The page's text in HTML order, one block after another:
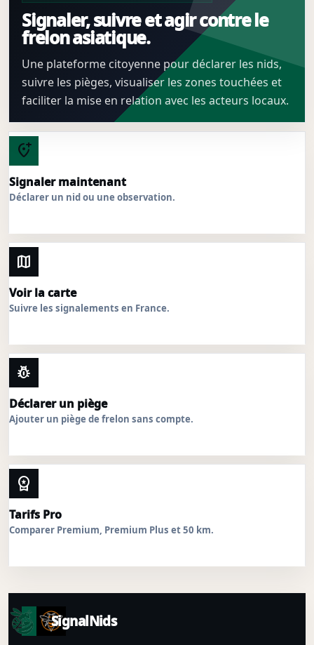
Signaler, suivre et agir contre le
frelon asiatique.
Une plateforme citoyenne pour déclarer les nids,
suivre les pièges, visualiser les zones touchées et
faciliter la mise en relation avec les acteurs locaux.
add_location_alt
Signaler maintenant
Déclarer un nid ou une observation.
map
Voir la carte
Suivre les signalements en France.
pest_control
Déclarer un piège
Ajouter un piège de frelon sans compte.
workspace_premium
Tarifs Pro
Comparer Premium, Premium Plus et 50 km.
SignalNids